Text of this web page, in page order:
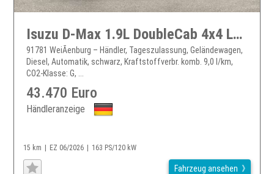
Isuzu D-Max 1.9L DoubleCab 4x4 LSE V-Cross LED ACC PDC Kamera
91781 WeiÃenburg – Händler, Tageszulassung, Geländewagen,
Diesel, Automatik, schwarz, Kraftstoffverbr. komb. 9,0 l/km,
CO2-Klasse: G, ...
43.470 Euro
Händleranzeige
15 km EZ 06/2026 163 PS/120 kW
Fahrzeug ansehen